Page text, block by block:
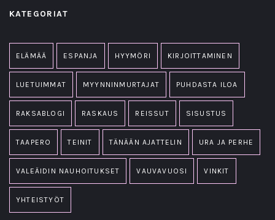
KATEGORIAT
ELÄMÄÄ ESPANJA HYYMÖRI KIRJOITTAMINEN
LUETUIMMAT MYYNNINMURTAJAT PUHDASTA ILOA
RAKSABLOGI RASKAUS REISSUT SISUSTUS
TAAPERO TEINIT TÄNÄÄN AJATTELIN URA JA PERHE
VALEÄIDIN NAUHOITUKSET VAUVAVUOSI VINKIT
YHTEISTYÖT